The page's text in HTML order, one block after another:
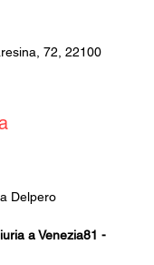
72, 22100
Delpero
a Venezia81 -